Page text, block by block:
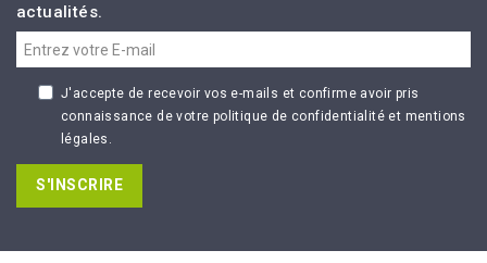
actualités.
J'accepte de recevoir vos e-mails et confirme avoir pris
connaissance de votre politique de confidentialité et mentions
légales.
S'INSCRIRE